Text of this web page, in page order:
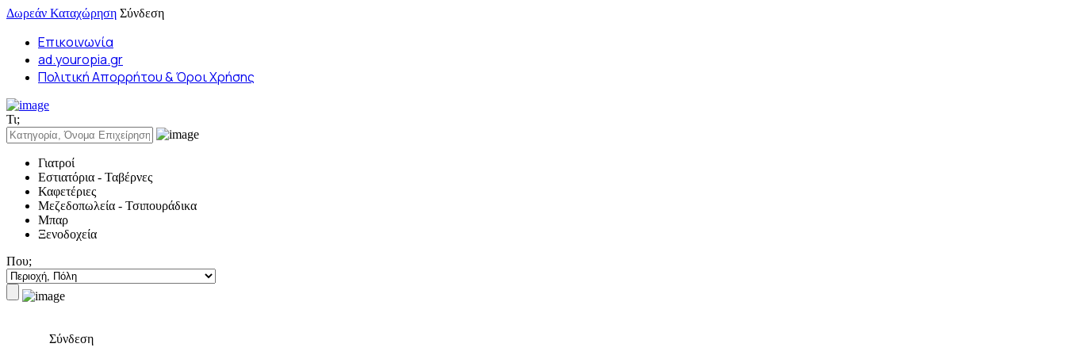
Δωρεάν Καταχώρηση Σύνδεση
Επικοινωνία
ad.youropia.gr
Πολιτική Απορρήτου & Όροι Χρήσης
Τι;
Γιατροί
Εστιατόρια - Ταβέρνες
Καφετέριες
Μεζεδοπωλεία - Τσιπουράδικα
Μπαρ
Ξενοδοχεία
Που;
Σύνδεση